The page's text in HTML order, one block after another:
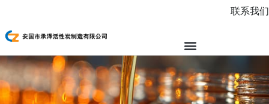
联系我们